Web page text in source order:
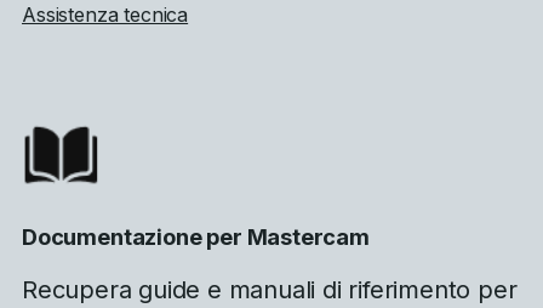
Assistenza tecnica
Documentazione per Mastercam
Recupera guide e manuali di riferimento per